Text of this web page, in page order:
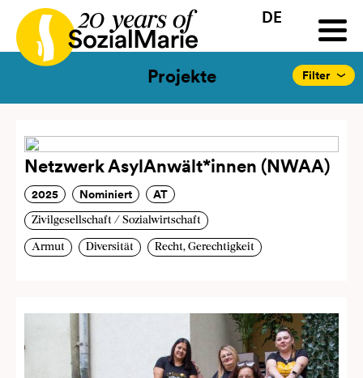
DE
HU SK SL
ProjekteNews Downloads
Projekte
Filter
Netzwerk AsylAnwält*innen (NWAA)
2025 Nominiert AT
Zivilgesellschaft / Sozialwirtschaft
Armut Diversität Recht, Gerechtigkeit